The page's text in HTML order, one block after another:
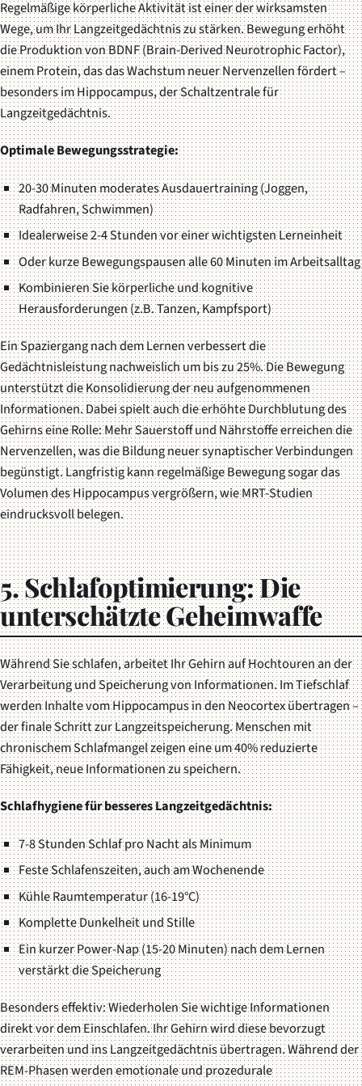
Regelmäßige körperliche Aktivität ist einer der wirksamsten
Wege, um Ihr Langzeitgedächtnis zu stärken. Bewegung erhöht
die Produktion von BDNF (Brain-Derived Neurotrophic Factor),
einem Protein, das das Wachstum neuer Nervenzellen fördert –
besonders im Hippocampus, der Schaltzentrale für
Langzeitgedächtnis.
Optimale Bewegungsstrategie:
20-30 Minuten moderates Ausdauertraining (Joggen,
Radfahren, Schwimmen)
Idealerweise 2-4 Stunden vor einer wichtigsten Lerneinheit
Oder kurze Bewegungspausen alle 60 Minuten im Arbeitsalltag
Kombinieren Sie körperliche und kognitive
Herausforderungen (z.B. Tanzen, Kampfsport)
Ein Spaziergang nach dem Lernen verbessert die
Gedächtnisleistung nachweislich um bis zu 25%. Die Bewegung
unterstützt die Konsolidierung der neu aufgenommenen
Informationen. Dabei spielt auch die erhöhte Durchblutung des
Gehirns eine Rolle: Mehr Sauerstoff und Nährstoffe erreichen die
Nervenzellen, was die Bildung neuer synaptischer Verbindungen
begünstigt. Langfristig kann regelmäßige Bewegung sogar das
Volumen des Hippocampus vergrößern, wie MRT-Studien
eindrucksvoll belegen.
5. Schlafoptimierung: Die
unterschätzte Geheimwaffe
Während Sie schlafen, arbeitet Ihr Gehirn auf Hochtouren an der
Verarbeitung und Speicherung von Informationen. Im Tiefschlaf
werden Inhalte vom Hippocampus in den Neocortex übertragen –
der finale Schritt zur Langzeitspeicherung. Menschen mit
chronischem Schlafmangel zeigen eine um 40% reduzierte
Fähigkeit, neue Informationen zu speichern.
Schlafhygiene für besseres Langzeitgedächtnis:
7-8 Stunden Schlaf pro Nacht als Minimum
Feste Schlafenszeiten, auch am Wochenende
Kühle Raumtemperatur (16-19°C)
Komplette Dunkelheit und Stille
Ein kurzer Power-Nap (15-20 Minuten) nach dem Lernen
verstärkt die Speicherung
Besonders effektiv: Wiederholen Sie wichtige Informationen
direkt vor dem Einschlafen. Ihr Gehirn wird diese bevorzugt
verarbeiten und ins Langzeitgedächtnis übertragen. Während der
REM-Phasen werden emotionale und prozedurale